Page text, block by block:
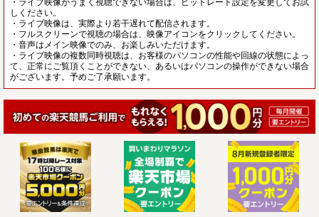
しください。
・ライブ映像は、実際より若干遅れて配信されます。
・フルスクリーンで視聴の場合は、映像アイコンをクリックしてください。
・音声はメイン映像でのみ、お楽しみいただけます。
・ライブ映像の複数同時視聴は、お客様のパソコンの性能や回線の状態によっ
て、正常にご覧頂くことができない、あるいはパソコンの操作ができない場合
がございます。予めご了承願います。